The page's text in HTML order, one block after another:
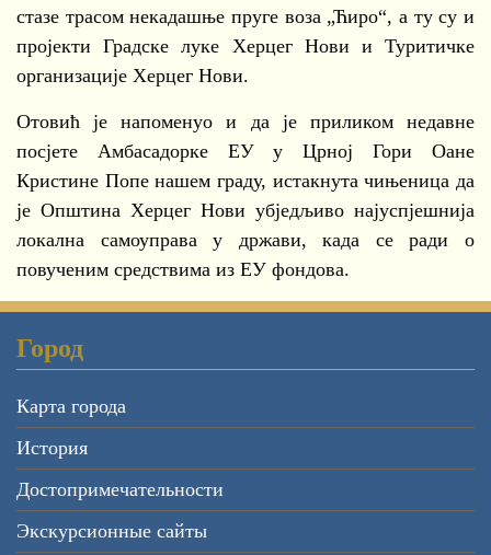
стазе трасом некадашње пруге воза „Ћиро“, а ту су и
пројекти Градске луке Херцег Нови и Туритичке
организације Херцег Нови.
Отовић је напоменуо и да је приликом недавне
посјете Амбасадорке ЕУ у Црној Гори Оане
Кристине Попе нашем граду, истакнута чињеница да
је Општина Херцег Нови убједљиво најуспјешнија
локална самоуправа у држави, када се ради о
повученим средствима из ЕУ фондова.
Город
Карта города
История
Достопримечательности
Экскурсионные сайты